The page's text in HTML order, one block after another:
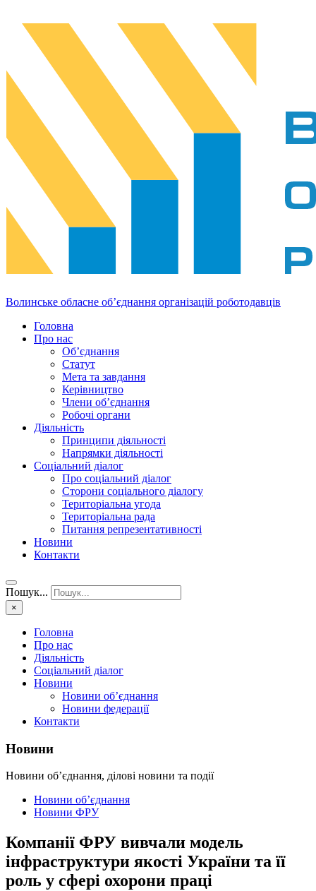
Волинське обласне об’єднання організацій роботодавців
Головна
Про нас
Об’єднання
Статут
Мета та завдання
Керівництво
Члени об’єднання
Робочі органи
Діяльність
Принципи діяльності
Напрямки діяльності
Соціальний діалог
Про соціальний діалог
Сторони соціального діалогу
Територіальна угода
Територіальна рада
Питання репрезентативності
Новини
Контакти
Пошук...
×
Головна
Про нас
Діяльність
Соціальний діалог
Новини
Новини об’єднання
Новини федерації
Контакти
Новини
Новини об’єднання, ділові новини та події
Новини об’єднання
Новини ФРУ
Компанії ФРУ вивчали модель
інфраструктури якості України та її
роль у сфері охорони праці